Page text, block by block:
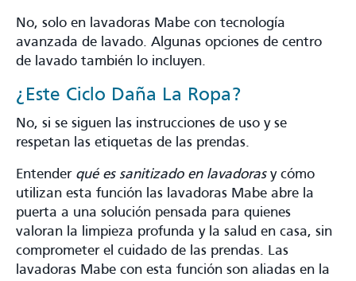
No, solo en lavadoras Mabe con tecnología
avanzada de lavado. Algunas opciones de centro
de lavado también lo incluyen.
¿Este Ciclo Daña La Ropa?
No, si se siguen las instrucciones de uso y se
respetan las etiquetas de las prendas.
Entender qué es sanitizado en lavadoras y cómo
utilizan esta función las lavadoras Mabe abre la
puerta a una solución pensada para quienes
valoran la limpieza profunda y la salud en casa, sin
comprometer el cuidado de las prendas. Las
lavadoras Mabe con esta función son aliadas en la